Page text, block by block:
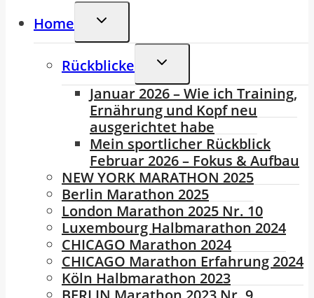
Home
Untermenü
Rückblicke
Untermenü
Januar 2026 – Wie ich Training,
Ernährung und Kopf neu
ausgerichtet habe
Mein sportlicher Rückblick
Februar 2026 – Fokus & Aufbau
NEW YORK MARATHON 2025
Berlin Marathon 2025
London Marathon 2025 Nr. 10
Luxembourg Halbmarathon 2024
CHICAGO Marathon 2024
CHICAGO Marathon Erfahrung 2024
Köln Halbmarathon 2023